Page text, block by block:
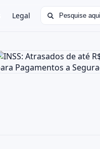
Legal Buscar por: